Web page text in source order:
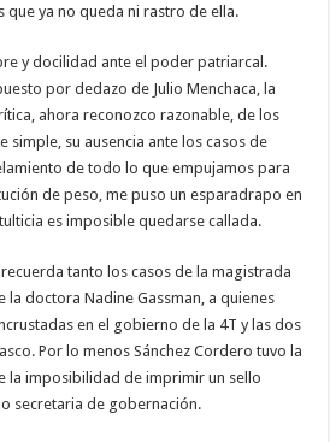
que ya no queda ni rastro de ella.
y docilidad ante el poder patriarcal.
por dedazo de Julio Menchaca, la
ahora reconozco razonable, de los
simple, su ausencia ante los casos de
de todo lo que empujamos para
de peso, me puso un esparadrapo en
es imposible quedarse callada.
tanto los casos de la magistrada
la doctora Nadine Gassman, a quienes
en el gobierno de la 4T y las dos
Por lo menos Sánchez Cordero tuvo la
la imposibilidad de imprimir un sello
secretaria de gobernación.